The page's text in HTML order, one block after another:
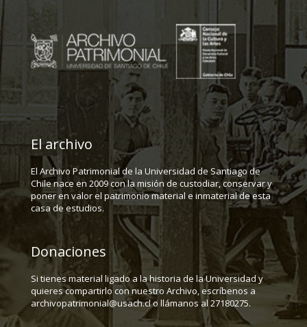
El archivo
El Archivo Patrimonial de la Universidad de Santiago de
Chile nace en 2009 con la misión de custodiar, conservar y
poner en valor el patrimonio material e inmaterial de esta
casa de estudios.
Donaciones
Si tienes material ligado a la historia de la Universidad y
quieres compartirlo con nuestro Archivo, escríbenos a
archivopatrimonial@usach.cl o llámanos al 27180275.